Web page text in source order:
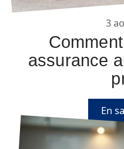
3
assurance
En